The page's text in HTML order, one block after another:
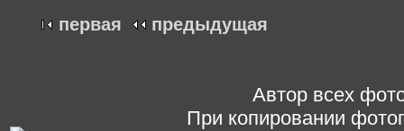
первая предыдущая
Автор всех
При копировании